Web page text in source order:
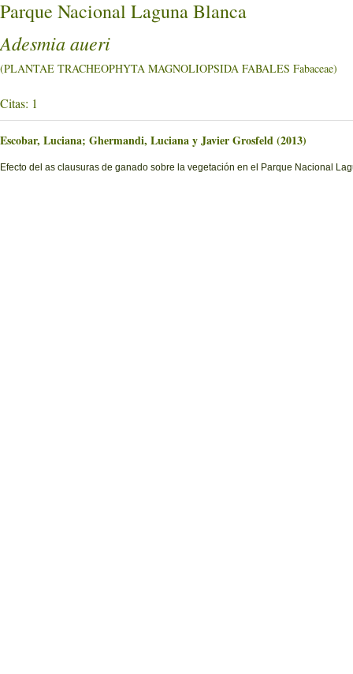
Parque Nacional Laguna Blanca
Adesmia aueri
(PLANTAE TRACHEOPHYTA MAGNOLIOPSIDA FABALES Fabaceae)
Citas: 1
Escobar, Luciana; Ghermandi, Luciana y Javier Grosfeld (2013)
Efecto del as clausuras de ganado sobre la vegetación en el Parque Nacional